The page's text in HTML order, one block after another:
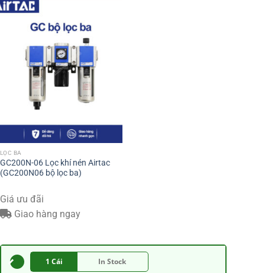
LỌC BA
GC200N-06 Lọc khí nén Airtac
(GC200N06 bộ lọc ba)
Giá ưu đãi
Giao hàng ngay
1 Cái In Stock